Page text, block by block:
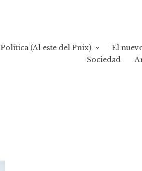
Política (Al este del Pnix)
El
Sociedad